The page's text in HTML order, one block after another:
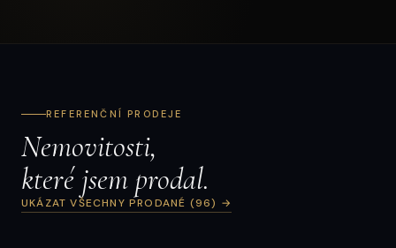
REFERENČNÍ PRODEJE
Nemovitosti,
které jsem prodal.
UKÁZAT VŠECHNY PRODANÉ (96) →